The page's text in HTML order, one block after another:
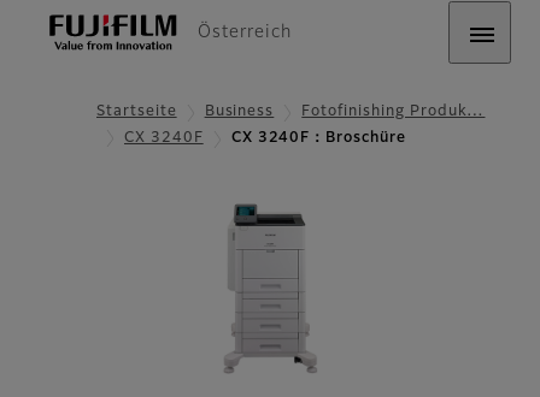
Österreich
Startseite Business
Fotofinishing Produk…
CX 3240F
CX 3240F：Broschüre